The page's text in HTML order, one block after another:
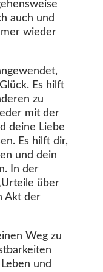
auch und
wieder
Es hilft
zu
mit der
deine Liebe
Es hilft dir,
und dein
In der
über
Akt der
Weg zu
und